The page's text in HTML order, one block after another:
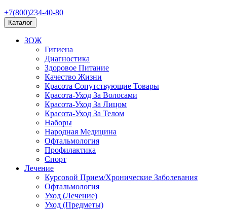
+7(800)234-40-80
Каталог
ЗОЖ
Гигиена
Диагностика
Здоровое Питание
Качество Жизни
Красота Сопутствующие Товары
Красота-Уход За Волосами
Красота-Уход За Лицом
Красота-Уход За Телом
Наборы
Народная Медицина
Офтальмология
Профилактика
Спорт
Лечение
Курсовой Прием/Хронические Заболевания
Офтальмология
Уход (Лечение)
Уход (Предметы)